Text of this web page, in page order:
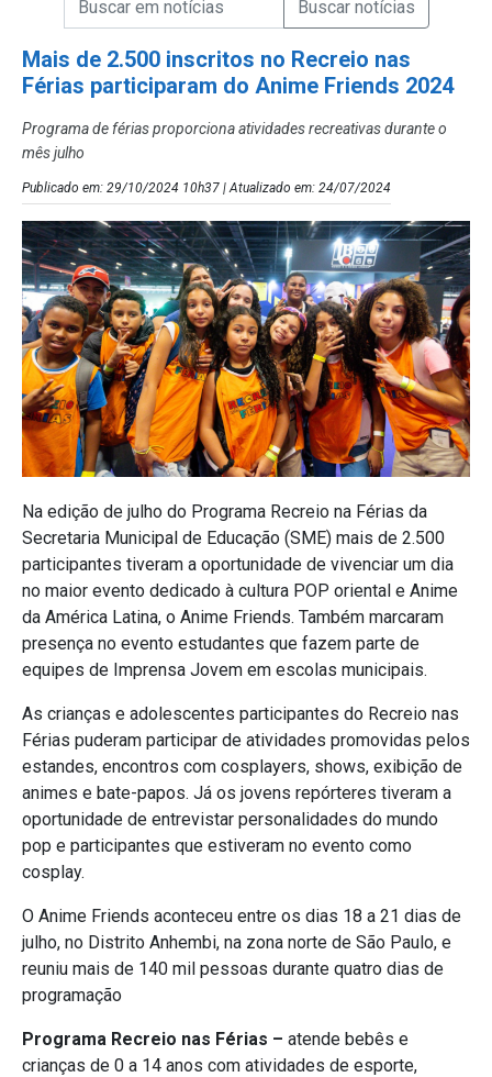
Mais de 2.500 inscritos no Recreio nas
Férias participaram do Anime Friends 2024
Programa de férias proporciona atividades recreativas durante o
mês julho
Publicado em: 29/10/2024 10h37 | Atualizado em: 24/07/2024
Na edição de julho do Programa Recreio na Férias da
Secretaria Municipal de Educação (SME) mais de 2.500
participantes tiveram a oportunidade de vivenciar um dia
no maior evento dedicado à cultura POP oriental e Anime
da América Latina, o Anime Friends. Também marcaram
presença no evento estudantes que fazem parte de
equipes de Imprensa Jovem em escolas municipais.
As crianças e adolescentes participantes do Recreio nas
Férias puderam participar de atividades promovidas pelos
estandes, encontros com cosplayers, shows, exibição de
animes e bate-papos. Já os jovens repórteres tiveram a
oportunidade de entrevistar personalidades do mundo
pop e participantes que estiveram no evento como
cosplay.
O Anime Friends aconteceu entre os dias 18 a 21 dias de
julho, no Distrito Anhembi, na zona norte de São Paulo, e
reuniu mais de 140 mil pessoas durante quatro dias de
programação
Programa Recreio nas Férias – atende bebês e
crianças de 0 a 14 anos com atividades de esporte,